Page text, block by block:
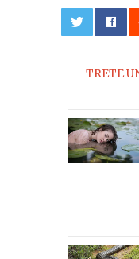
TRETE